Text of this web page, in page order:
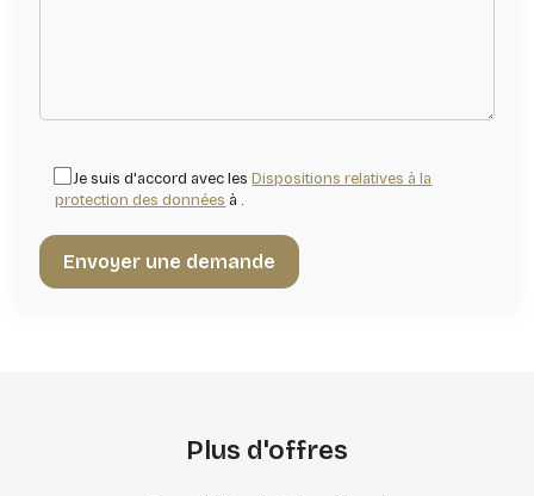
Je suis d'accord avec lesDispositions relatives à la
protection des données à .
Plus d'offres